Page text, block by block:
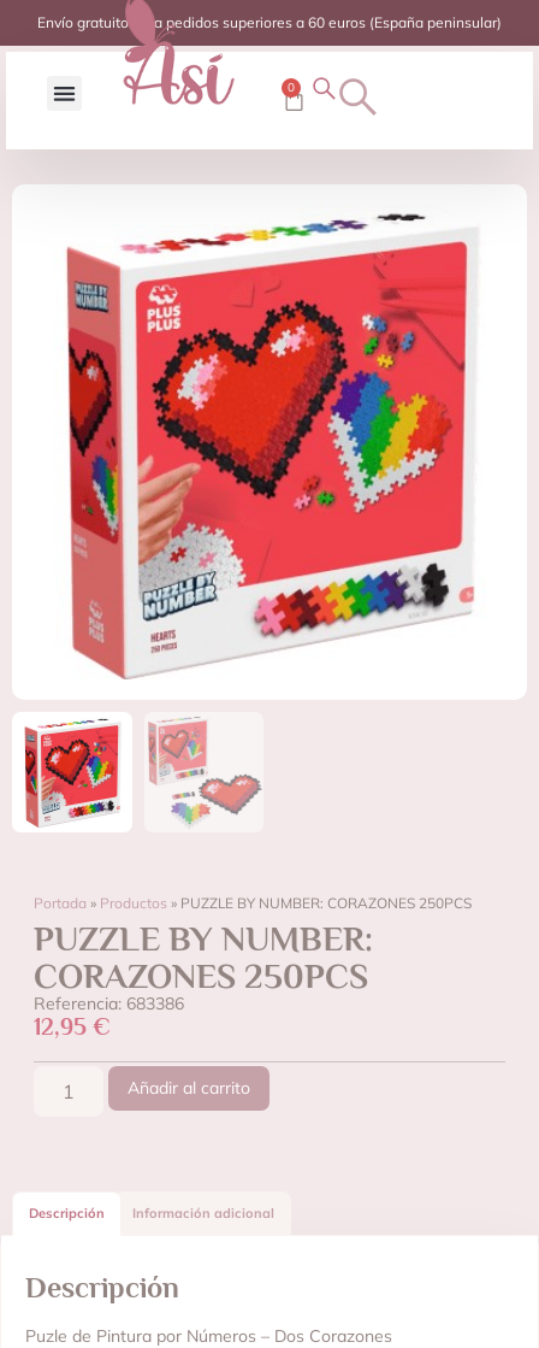
Envío gratuito para pedidos superiores a 60 euros (España peninsular)
0
Portada » Productos » PUZZLE BY NUMBER: CORAZONES 250PCS
PUZZLE BY NUMBER:
CORAZONES 250PCS
Referencia: 683386
12,95 €
Añadir al carrito
Descripción Información adicional
Descripción
Puzle de Pintura por Números – Dos Corazones